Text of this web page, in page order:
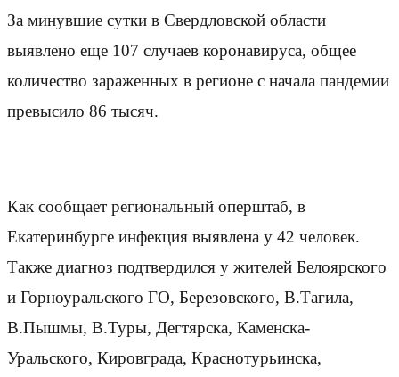
За минувшие сутки в Свердловской области
выявлено еще 107 случаев коронавируса, общее
количество зараженных в регионе с начала пандемии
превысило 86 тысяч.
Как сообщает региональный оперштаб, в
Екатеринбурге инфекция выявлена у 42 человек.
Также диагноз подтвердился у жителей Белоярского
и Горноуральского ГО, Березовского, В.Тагила,
В.Пышмы, В.Туры, Дегтярска, Каменска-
Уральского, Кировграда, Краснотурьинска,